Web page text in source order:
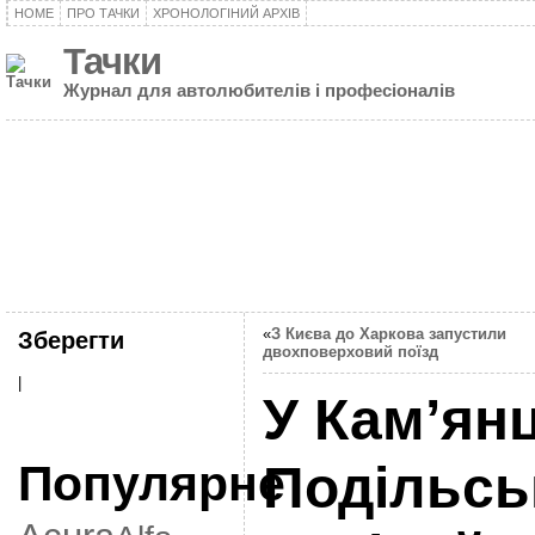
HOME ПРО ТАЧКИ ХРОНОЛОГІНИЙ АРХІВ
Тачки
Журнал для автолюбителів і професіоналів
Зберегти
Популярне
«З Києва до Харкова запустили
двохповерховий поїзд
У